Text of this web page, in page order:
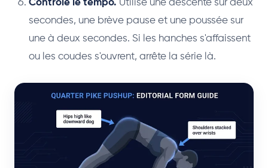
Contrôle le tempo. Utilise une descente sur deux
secondes, une brève pause et une poussée sur
une à deux secondes. Si les hanches s'affaissent
ou les coudes s'ouvrent, arrête la série là.